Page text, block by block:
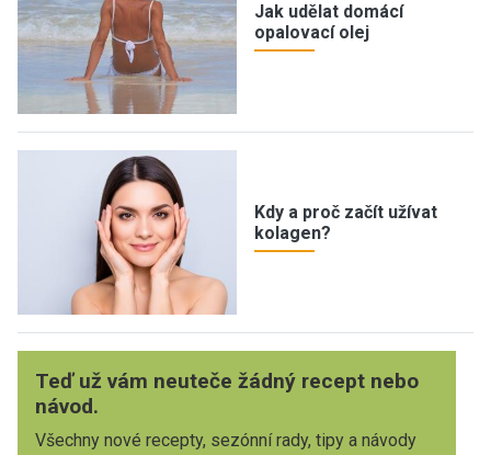
Jak udělat domácí
opalovací olej
Kdy a proč začít užívat
kolagen?
Teď už vám neuteče žádný recept nebo
návod.
Všechny nové recepty, sezónní rady, tipy a návody